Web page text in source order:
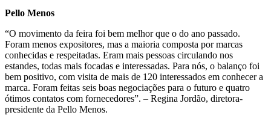
Pello Menos
“O movimento da feira foi bem melhor que o do ano passado.
Foram menos expositores, mas a maioria composta por marcas
conhecidas e respeitadas. Eram mais pessoas circulando nos
estandes, todas mais focadas e interessadas. Para nós, o balanço foi
bem positivo, com visita de mais de 120 interessados em conhecer a
marca. Foram feitas seis boas negociações para o futuro e quatro
ótimos contatos com fornecedores”. – Regina Jordão, diretora-
presidente da Pello Menos.